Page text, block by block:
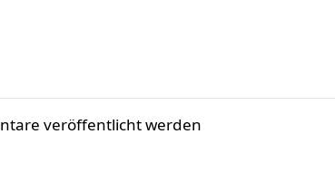
veröffentlicht werden